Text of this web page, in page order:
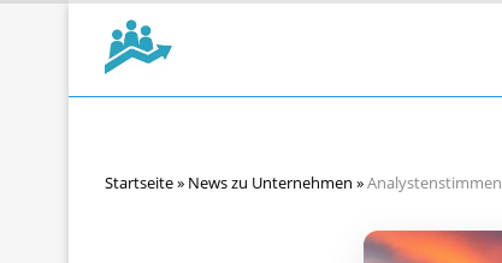
Startseite» News zu Unternehmen »Analystenstimmen